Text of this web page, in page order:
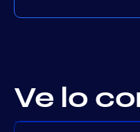
Ve lo